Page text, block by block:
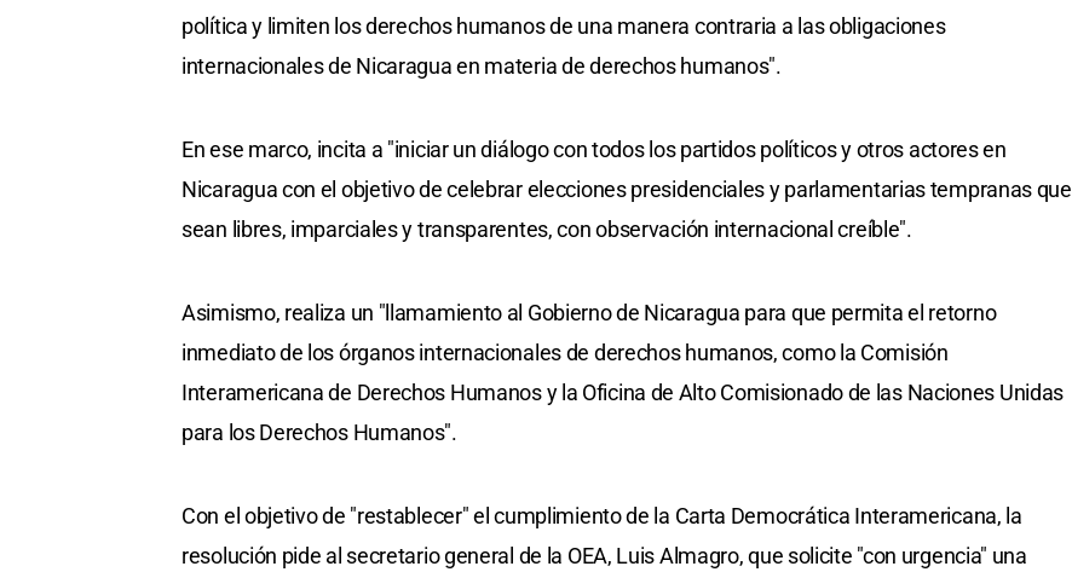
política y limiten los derechos humanos de una manera contraria a las obligaciones
internacionales de Nicaragua en materia de derechos humanos".
En ese marco, incita a "iniciar un diálogo con todos los partidos políticos y otros actores en
Nicaragua con el objetivo de celebrar elecciones presidenciales y parlamentarias tempranas que
sean libres, imparciales y transparentes, con observación internacional creíble".
Asimismo, realiza un "llamamiento al Gobierno de Nicaragua para que permita el retorno
inmediato de los órganos internacionales de derechos humanos, como la Comisión
Interamericana de Derechos Humanos y la Oficina de Alto Comisionado de las Naciones Unidas
para los Derechos Humanos".
Con el objetivo de "restablecer" el cumplimiento de la Carta Democrática Interamericana, la
resolución pide al secretario general de la OEA, Luis Almagro, que solicite "con urgencia" una